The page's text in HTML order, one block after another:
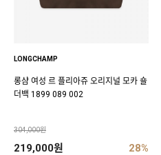
LONGCHAMP
롱샴 여성 르 플리아쥬 오리지널 모카 숄
더백 1899 089 002
304,000원
219,000원 28%